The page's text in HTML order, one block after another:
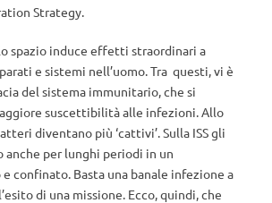
Strategy.
spazio induce effetti straordinari a
e sistemi nell’uomo. Tra questi, vi è
del sistema immunitario, che si
suscettibilità alle infezioni. Allo
diventano più ‘cattivi’. Sulla ISS gli
anche per lunghi periodi in un
confinato. Basta una banale infezione a
di una missione. Ecco, quindi, che